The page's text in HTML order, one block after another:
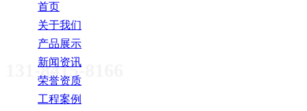
131-8415-8166
首页
关于我们
产品展示
新闻资讯
荣誉资质
工程案例